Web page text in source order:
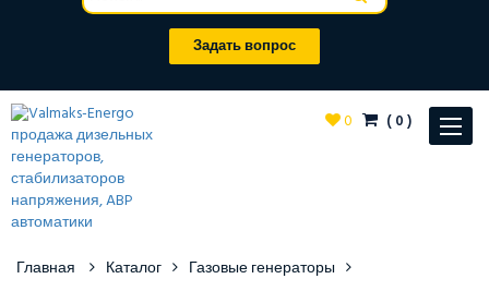
Задать вопрос
Toggle
0 (0)
Главная Каталог Газовые генераторы